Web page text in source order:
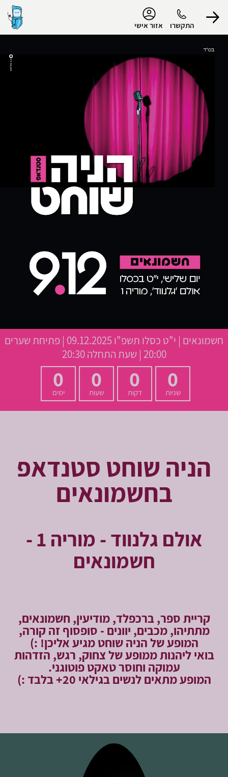
התקשרו אזור אישי
הפרופיל שלי
התנתק
חשמונאים | י"ט כסלו תשפ"ו
09.12.2025 | פתיחת שערים
20:00 | שעת התחלה 20:30
0
שניות
0
דקות
0
שעות
0
ימים
הניה שוחט סטנדאפ
בחשמונאים
אולם גלנווד - מוריה 1 -
חשמונאים
קריית ספר, ברכפלד, מודיעין, חשמונאים,
מתתיהו, מכבים, יוונים - סופסוף זה קורה,
המופע של הניה שוחט מגיע אליכן! :)
בואי ליהנות ממופע של צחוק, רגש, הזדהות
עמוקה וחוסר טאקט פוטוגני.
המופע מתאים לנשים בגילאי 20+ בלבד :)